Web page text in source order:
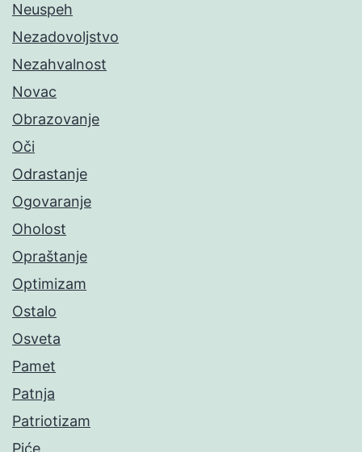
Neuspeh
Nezadovoljstvo
Nezahvalnost
Novac
Obrazovanje
Oči
Odrastanje
Ogovaranje
Oholost
Opraštanje
Optimizam
Ostalo
Osveta
Pamet
Patnja
Patriotizam